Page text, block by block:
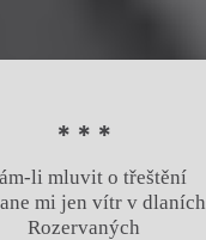
* * *
li mluvit o třeštění
mi jen vítr v dlaních
Rozervaných